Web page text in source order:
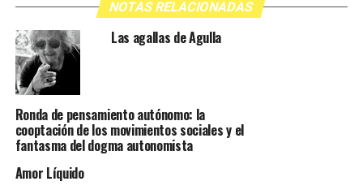
NOTAS RELACIONADAS
Las agallas de Agulla
Ronda de pensamiento autónomo: la
cooptación de los movimientos sociales y el
fantasma del dogma autonomista
Amor Líquido